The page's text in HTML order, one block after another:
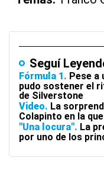
Seguí
Fórmula 1
Pese a
pudo sostener el
de Silverstone
Video
La
Colapinto en la
"Una locura"
La
por uno de los